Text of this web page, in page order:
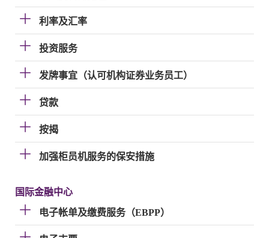
利率及汇率
投资服务
发牌事宜（认可机构证券业务员工）
贷款
按揭
加强柜员机服务的保安措施
国际金融中心
电子帐单及缴费服务（EBPP）